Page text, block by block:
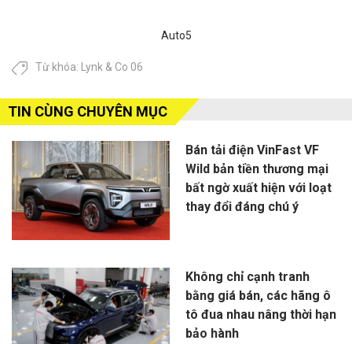
Auto5
Từ khóa: Lynk & Co 06
TIN CÙNG CHUYÊN MỤC
Bán tải điện VinFast VF
Wild bản tiền thương mại
bất ngờ xuất hiện với loạt
thay đổi đáng chú ý
Không chỉ cạnh tranh
bằng giá bán, các hãng ô
tô đua nhau nâng thời hạn
bảo hành